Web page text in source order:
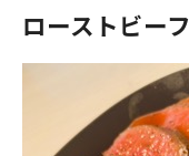
ローストビーフ